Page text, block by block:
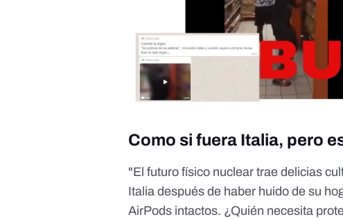
Como si fuera Italia, pero
"El futuro físico nuclear trae delicias
Italia después de haber huido de su
AirPods intactos. ¿Quién necesita